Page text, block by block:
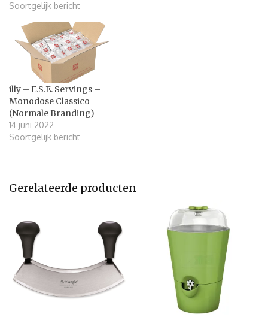
Soortgelijk bericht
illy – E.S.E. Servings –
Monodose Classico
(Normale Branding)
14 juni 2022
Soortgelijk bericht
Gerelateerde producten